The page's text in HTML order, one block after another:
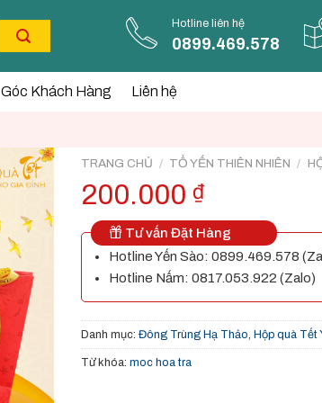
Hotline liên hệ
0899.469.578
Góc Khách Hàng Liên hệ
TRANG CHỦ / TỔ YẾN THIÊN NHIÊN /
200.000 ₫
Tư vấn Đặt Hàng
Hotline Yến Sào: 0899.469.578
Hotline Nấm: 0817.053.922 (Zalo)
Danh mục:Đông Trùng Hạ Thảo, Hộp quà Tết
Từ khóa:moc hoa tra